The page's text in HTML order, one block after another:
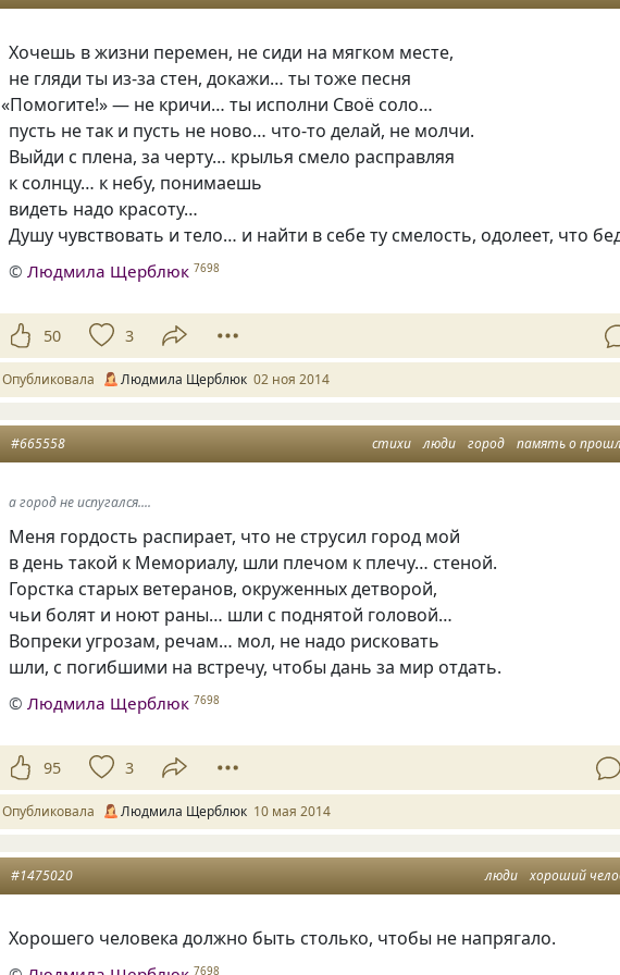
Хочешь в жизни перемен, не сиди на мягком месте,
не гляди ты из-за стен, докажи… ты тоже песня
«Помогите!» — не кричи… ты исполни Своё соло…
пусть не так и пусть не ново… что-то делай, не молчи.
Выйди с плена, за черту… крылья смело расправляя
к солнцу… к небу, понимаешь
видеть надо красоту…
Душу чувствовать и тело… и найти в себе ту смелость, одолеет, что
©Людмила Щерблюк 7698
50 3
Опубликовала Людмила Щерблюк 02 ноя 2014
стихи люди город память о
#665558
а город не испугался....
Меня гордость распирает, что не струсил город мой
в день такой к Мемориалу, шли плечом к плечу… стеной.
Горстка старых ветеранов, окруженных детворой,
чьи болят и ноют раны… шли с поднятой головой…
Вопреки угрозам, речам… мол, не надо рисковать
шли, с погибшими на встречу, чтобы дань за мир отдать.
©Людмила Щерблюк 7698
95 3
Опубликовала Людмила Щерблюк 10 мая 2014
люди хороший
#1475020
Хорошего человека должно быть столько, чтобы не напрягало.
7698